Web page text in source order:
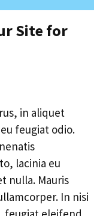
Site for
in aliquet
feugiat odio.
lacinia eu
nulla. Mauris
In nisi